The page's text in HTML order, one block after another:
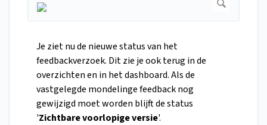
Je ziet nu de nieuwe status van het
feedbackverzoek. Dit zie je ook terug in de
overzichten en in het dashboard. Als de
vastgelegde mondelinge feedback nog
gewijzigd moet worden blijft de status
'Zichtbare voorlopige versie'.